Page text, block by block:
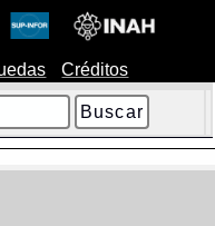
Créditos